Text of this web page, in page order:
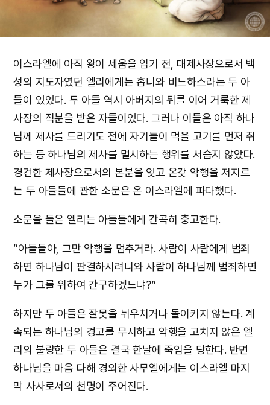
이스라엘에 아직 왕이 세움을 입기 전, 대제사장으로서 백
성의 지도자였던 엘리에게는 홉니와 비느하스라는 두 아
들이 있었다. 두 아들 역시 아버지의 뒤를 이어 거룩한 제
사장의 직분을 받은 자들이었다. 그러나 이들은 아직 하나
님께 제사를 드리기도 전에 자기들이 먹을 고기를 먼저 취
하는 등 하나님의 제사를 멸시하는 행위를 서슴지 않았다.
경건한 제사장으로서의 본분을 잊고 온갖 악행을 저지르
는 두 아들들에 관한 소문은 온 이스라엘에 파다했다.
소문을 들은 엘리는 아들들에게 간곡히 충고한다.
“아들들아, 그만 악행을 멈추거라. 사람이 사람에게 범죄
하면 하나님이 판결하시려니와 사람이 하나님께 범죄하면
누가 그를 위하여 간구하겠느냐?”
하지만 두 아들은 잘못을 뉘우치거나 돌이키지 않는다. 계
속되는 하나님의 경고를 무시하고 악행을 고치지 않은 엘
리의 불량한 두 아들은 결국 한날에 죽임을 당한다. 반면
하나님을 마음 다해 경외한 사무엘에게는 이스라엘 마지
막 사사로서의 천명이 주어진다.